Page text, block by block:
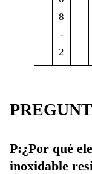
8
-
2
P:¿Por qué
inoxidable